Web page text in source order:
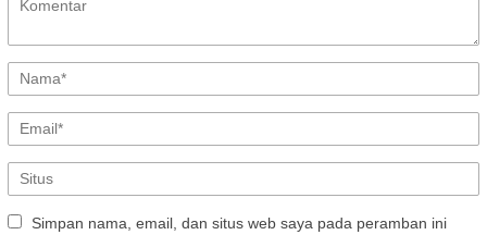
Simpan nama, email, dan situs web saya pada peramban ini